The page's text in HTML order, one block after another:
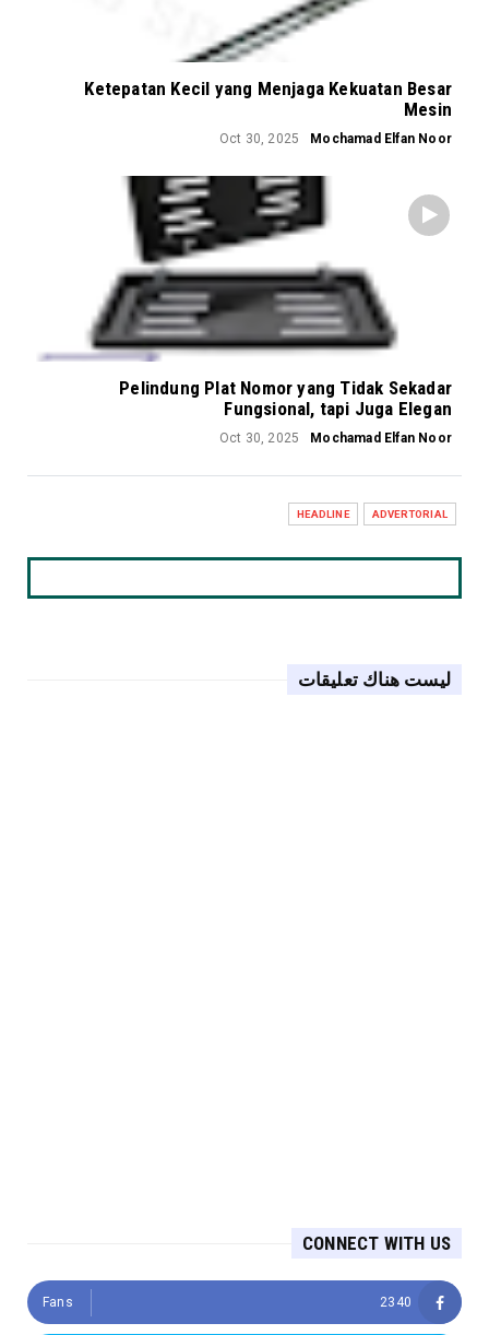
Ketepatan Kecil yang Menjaga Kekuatan Besar
Mesin
Mochamad Elfan Noor
Oct 30, 2025
Pelindung Plat Nomor yang Tidak Sekadar
Fungsional, tapi Juga Elegan
Mochamad Elfan Noor
Oct 30, 2025
ADVERTORIAL
HEADLINE
ليست هناك تعليقات
CONNECT WITH US
2340
Fans